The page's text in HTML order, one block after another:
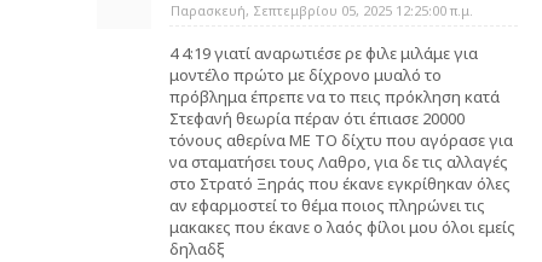
Παρασκευή, Σεπτεμβρίου 05, 2025 12:25:00 π.μ.
4 4:19 γιατί αναρωτιέσε ρε φιλε μιλάμε για
μοντέλο πρώτο με δίχρονο μυαλό το
πρόβλημα έπρεπε να το πεις πρόκληση κατά
Στεφανή θεωρία πέραν ότι έπιασε 20000
τόνους αθερίνα ΜΕ ΤΟ δίχτυ που αγόρασε για
να σταματήσει τους Λαθρο, για δε τις αλλαγές
στο Στρατό Ξηράς που έκανε εγκρίθηκαν όλες
αν εφαρμοστεί το θέμα ποιος πληρώνει τις
μακακες που έκανε ο λαός φίλοι μου όλοι εμείς
δηλαδξ